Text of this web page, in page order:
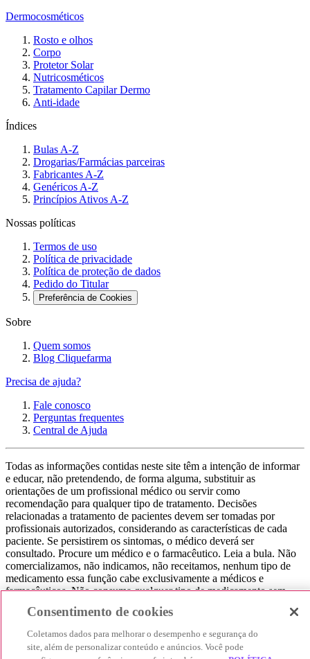
Dermocosméticos
Rosto e olhos
Corpo
Protetor Solar
Nutricosméticos
Tratamento Capilar Dermo
Anti-idade
Índices
Bulas A-Z
Drogarias/Farmácias parceiras
Fabricantes A-Z
Genéricos A-Z
Princípios Ativos A-Z
Nossas políticas
Termos de uso
Política de privacidade
Política de proteção de dados
Pedido do Titular
Preferência de Cookies
Sobre
Quem somos
Blog Cliquefarma
Precisa de ajuda?
Fale conosco
Perguntas frequentes
Central de Ajuda
Todas as informações contidas neste site têm a intenção de informar
e educar, não pretendendo, de forma alguma, substituir as
orientações de um profissional médico ou servir como
recomendação para qualquer tipo de tratamento. Decisões
relacionadas a tratamento de pacientes devem ser tomadas por
profissionais autorizados, considerando as características de cada
paciente. Se persistirem os sintomas, o médico deverá ser
consultado. Procure um médico e o farmacêutico. Leia a bula. Não
comercializamos, não indicamos, não receitamos, nenhum tipo de
medicamento essa função cabe exclusivamente a médicos e
farmacêuticos. Não consuma qualquer tipo de medicamento sem
não realizamos a venda de medicamentos, apenas contribuímos para
que você encontre o preço mais barato, comparando os preços de
produtos farmacêuticos. Contribuímos e damos auxílio para que sua
experiência seja bem-sucedida, mas a finalização da compra
Consentimento de cookies
Coletamos dados para melhorar o desempenho e segurança do
site, além de personalizar conteúdo e anúncios. Você pode